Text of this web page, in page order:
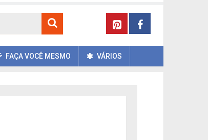
FAÇA VOCÊ MESMO VÁRIOS